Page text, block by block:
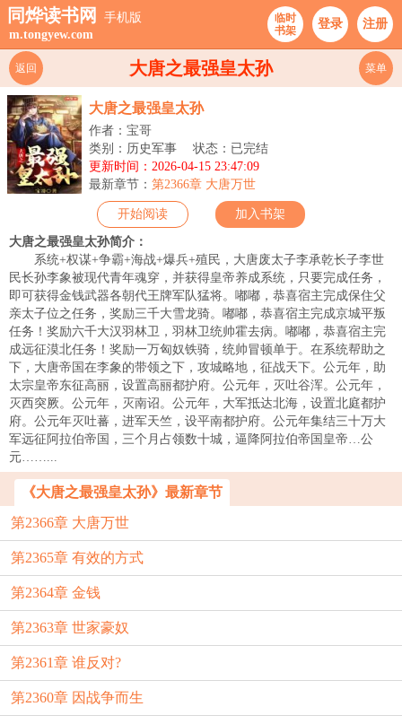
同烨读书网
手机版
m.tongyew.com
临时
书架
登录 注册
大唐之最强皇太孙
返回 菜单
大唐之最强皇太孙
作者：宝哥
类别：历史军事
状态：已完结
更新时间：2026-04-15 23:47:09
最新章节： 第2366章 大唐万世
开始阅读 加入书架
大唐之最强皇太孙简介：
系统+权谋+争霸+海战+爆兵+殖民，大唐废太子李承乾长子李世
民长孙李象被现代青年魂穿，并获得皇帝养成系统，只要完成任务，
即可获得金钱武器各朝代王牌军队猛将。嘟嘟，恭喜宿主完成保住父
亲太子位之任务，奖励三千大雪龙骑。嘟嘟，恭喜宿主完成京城平叛
任务！奖励六千大汉羽林卫，羽林卫统帅霍去病。嘟嘟，恭喜宿主完
成远征漠北任务！奖励一万匈奴铁骑，统帅冒顿单于。在系统帮助之
下，大唐帝国在李象的带领之下，攻城略地，征战天下。公元年，助
太宗皇帝东征高丽，设置高丽都护府。公元年，灭吐谷浑。公元年，
灭西突厥。公元年，灭南诏。公元年，大军抵达北海，设置北庭都护
府。公元年灭吐蕃，进军天竺，设平南都护府。公元年集结三十万大
军远征阿拉伯帝国，三个月占领数十城，逼降阿拉伯帝国皇帝…公
元……...
《大唐之最强皇太孙》最新章节
第2366章 大唐万世
第2365章 有效的方式
第2364章 金钱
第2363章 世家豪奴
第2361章 谁反对?
第2360章 因战争而生